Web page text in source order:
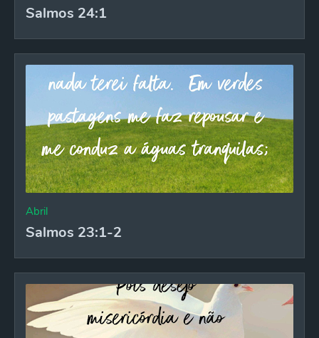
Salmos 24:1
Abril
Salmos 23:1-2